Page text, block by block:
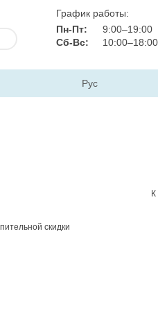
График работы:
Пн-Пт:
9:00–19:00
Сб-Вс:
10:00–18:00
Рус
К
скидки